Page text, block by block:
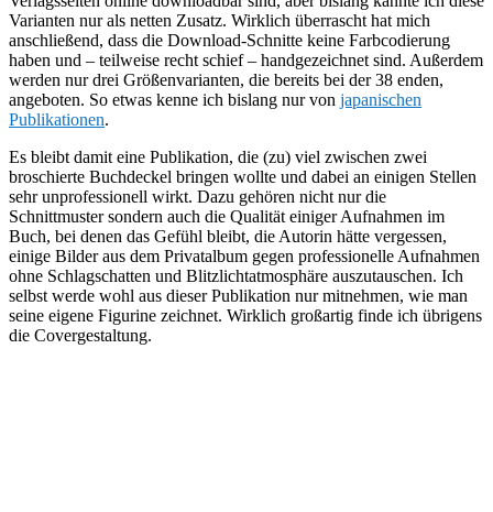
Varianten nur als netten Zusatz. Wirklich überrascht hat mich
anschließend, dass die Download-Schnitte keine Farbcodierung
haben und – teilweise recht schief – handgezeichnet sind. Außerdem
werden nur drei Größenvarianten, die bereits bei der 38 enden,
angeboten. So etwas kenne ich bislang nur von japanischen
Publikationen.
Es bleibt damit eine Publikation, die (zu) viel zwischen zwei
broschierte Buchdeckel bringen wollte und dabei an einigen Stellen
sehr unprofessionell wirkt. Dazu gehören nicht nur die
Schnittmuster sondern auch die Qualität einiger Aufnahmen im
Buch, bei denen das Gefühl bleibt, die Autorin hätte vergessen,
einige Bilder aus dem Privatalbum gegen professionelle Aufnahmen
ohne Schlagschatten und Blitzlichtatmosphäre auszutauschen. Ich
selbst werde wohl aus dieser Publikation nur mitnehmen, wie man
seine eigene Figurine zeichnet. Wirklich großartig finde ich übrigens
die Covergestaltung.